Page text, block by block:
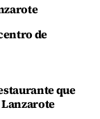
de
que